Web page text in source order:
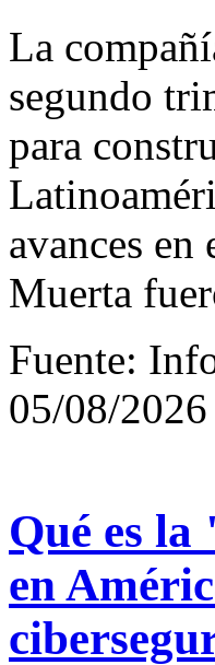
La
segundo
para
avances
Muerta
Fuente:
05/08/
Qué es
en